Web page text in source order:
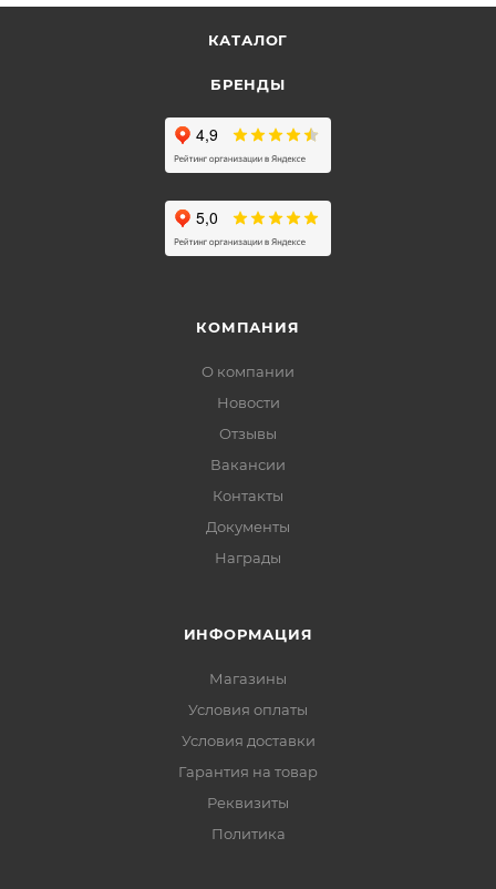
КАТАЛОГ
БРЕНДЫ
КОМПАНИЯ
О компании
Новости
Отзывы
Вакансии
Контакты
Документы
Награды
ИНФОРМАЦИЯ
Магазины
Условия оплаты
Условия доставки
Гарантия на товар
Реквизиты
Политика